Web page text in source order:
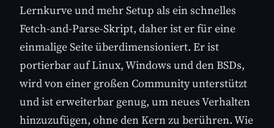
Lernkurve und mehr Setup als ein schnelles
Fetch-and-Parse-Skript, daher ist er für eine
einmalige Seite überdimensioniert. Er ist
portierbar auf Linux, Windows und den BSDs,
wird von einer großen Community unterstützt
und ist erweiterbar genug, um neues Verhalten
hinzuzufügen, ohne den Kern zu berühren. Wie